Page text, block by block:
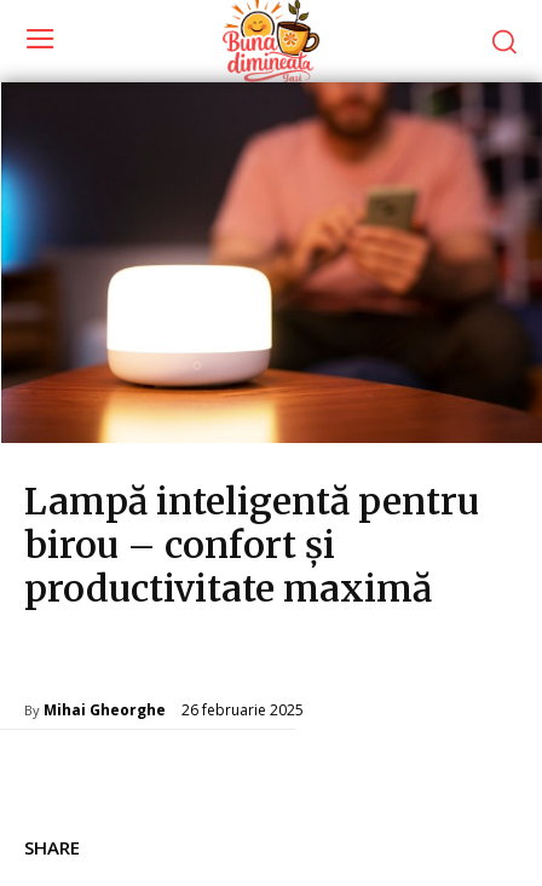
Lampă inteligentă pentru
birou – confort și
productivitate maximă
By Mihai Gheorghe 26 februarie 2025
SHARE